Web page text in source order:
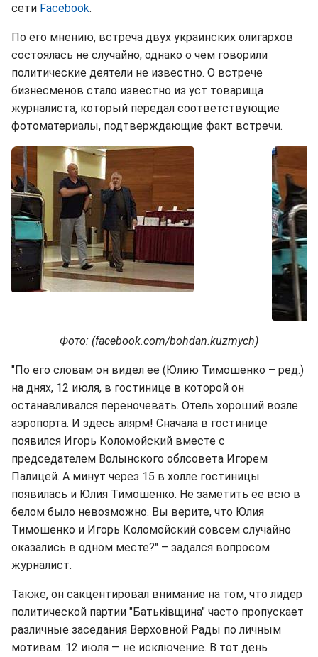
сети Facebook.
По его мнению, встреча двух украинских олигархов
состоялась не случайно, однако о чем говорили
политические деятели не известно. О встрече
бизнесменов стало известно из уст товарища
журналиста, который передал соответствующие
фотоматериалы, подтверждающие факт встречи.
Фото: (facebook.com/bohdan.kuzmych)
"По его словам он видел ее (Юлию Тимошенко – ред.)
на днях, 12 июля, в гостинице в которой он
останавливался переночевать. Отель хороший возле
аэропорта. И здесь алярм! Сначала в гостинице
появился Игорь Коломойский вместе с
председателем Волынского облсовета Игорем
Палицей. А минут через 15 в холле гостиницы
появилась и Юлия Тимошенко. Не заметить ее всю в
белом было невозможно. Вы верите, что Юлия
Тимошенко и Игорь Коломойский совсем случайно
оказались в одном месте?" – задался вопросом
журналист.
Также, он сакцентировал внимание на том, что лидер
политической партии "Батьківщина" часто пропускает
различные заседания Верховной Рады по личным
мотивам. 12 июля — не исключение. В тот день